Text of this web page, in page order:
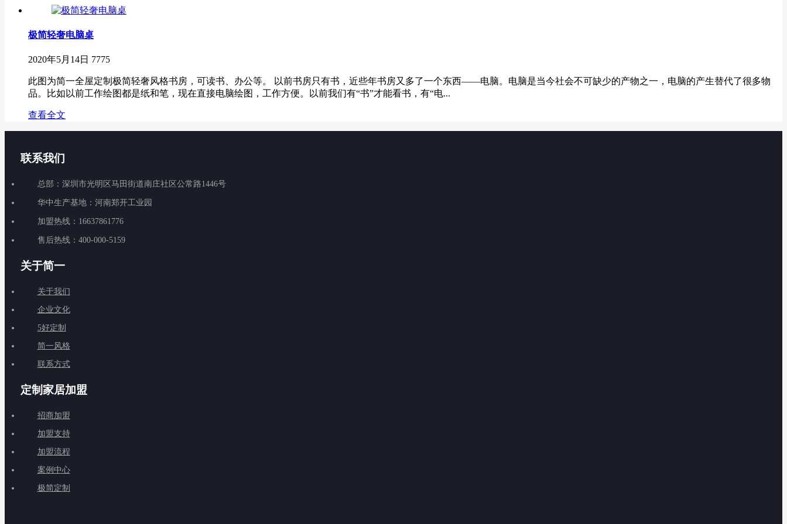
极简轻奢电脑桌
2020年5月14日 7775
此图为简一全屋定制极简轻奢风格书房，可读书、办公等。 以前书房只有书，近些年书房又多了一个东西——电脑。电脑是当今社会不可缺少的产物之一，电脑的产生替代了很多物
品。比如以前工作绘图都是纸和笔，现在直接电脑绘图，工作方便。以前我们有“书”才能看书，有“电...
查看全文
联系我们
总部：深圳市光明区马田街道南庄社区公常路1446号
华中生产基地：河南郑开工业园
加盟热线：16637861776
售后热线：400-000-5159
关于简一
关于我们
企业文化
5好定制
简一风格
联系方式
定制家居加盟
招商加盟
加盟支持
加盟流程
案例中心
极简定制